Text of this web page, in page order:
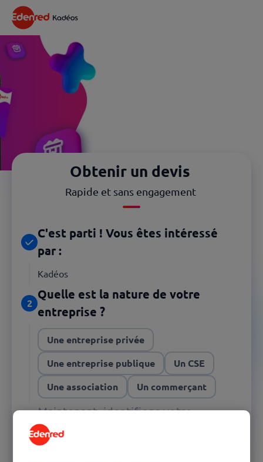
Obtenir un devis
Rapide et sans engagement
C'est parti ! Vous êtes intéressé
par :
Kadéos
2
Quelle est la nature de votre
entreprise ?
Une entreprise privée
Une entreprise publique Un CSE
Une association Un commerçant
Maintenant, identifions votre
entreprise :